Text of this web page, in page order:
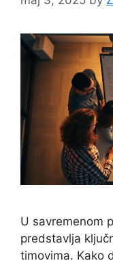
U savremenom
predstavlja
timovima. Kako